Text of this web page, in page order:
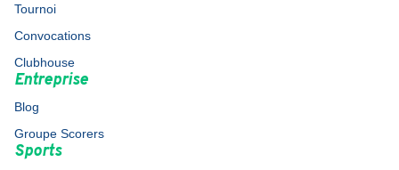
Tournoi
Convocations
Clubhouse
Entreprise
Blog
Groupe Scorers
Sports